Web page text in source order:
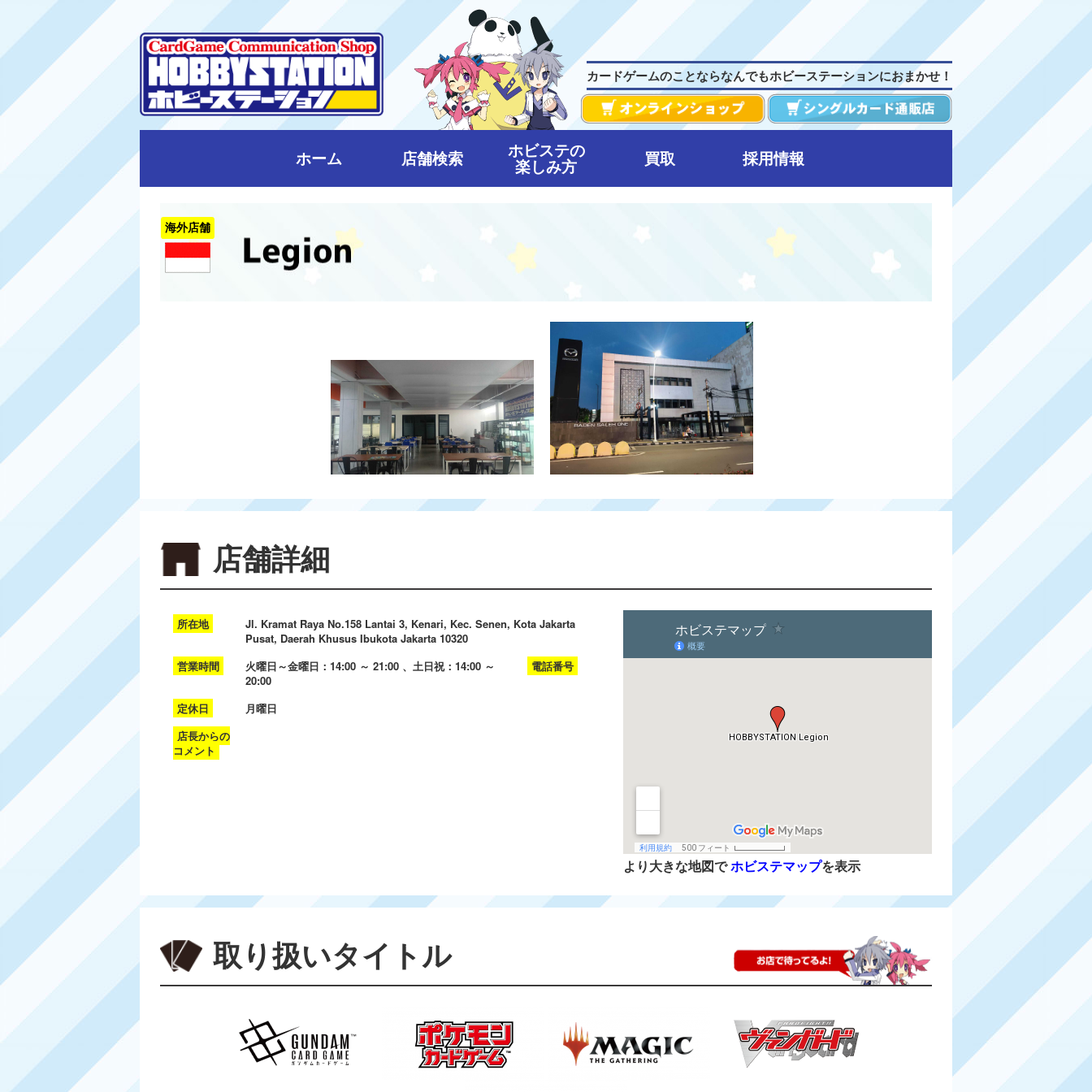
カードゲームのことならなんでもホビーステーションにおまかせ！
ホーム 店舗検索 ホビステの
楽しみ方 買取 採用情報
海外店舗
店舗詳細
所在地
Jl. Kramat Raya No.158 Lantai 3, Kenari, Kec. Senen, Kota Jakarta
Pusat, Daerah Khusus Ibukota Jakarta 10320
営業時間
火曜日～金曜日：14:00 ～ 21:00 、土日祝：14:00 ～
20:00
電話番号
定休日
月曜日
店長からの
コメント
より大きな地図でホビステマップを表示
取り扱いタイトル